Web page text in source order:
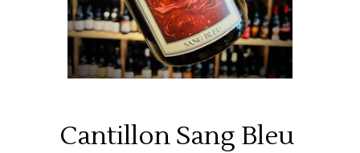
Cantillon Sang Bleu